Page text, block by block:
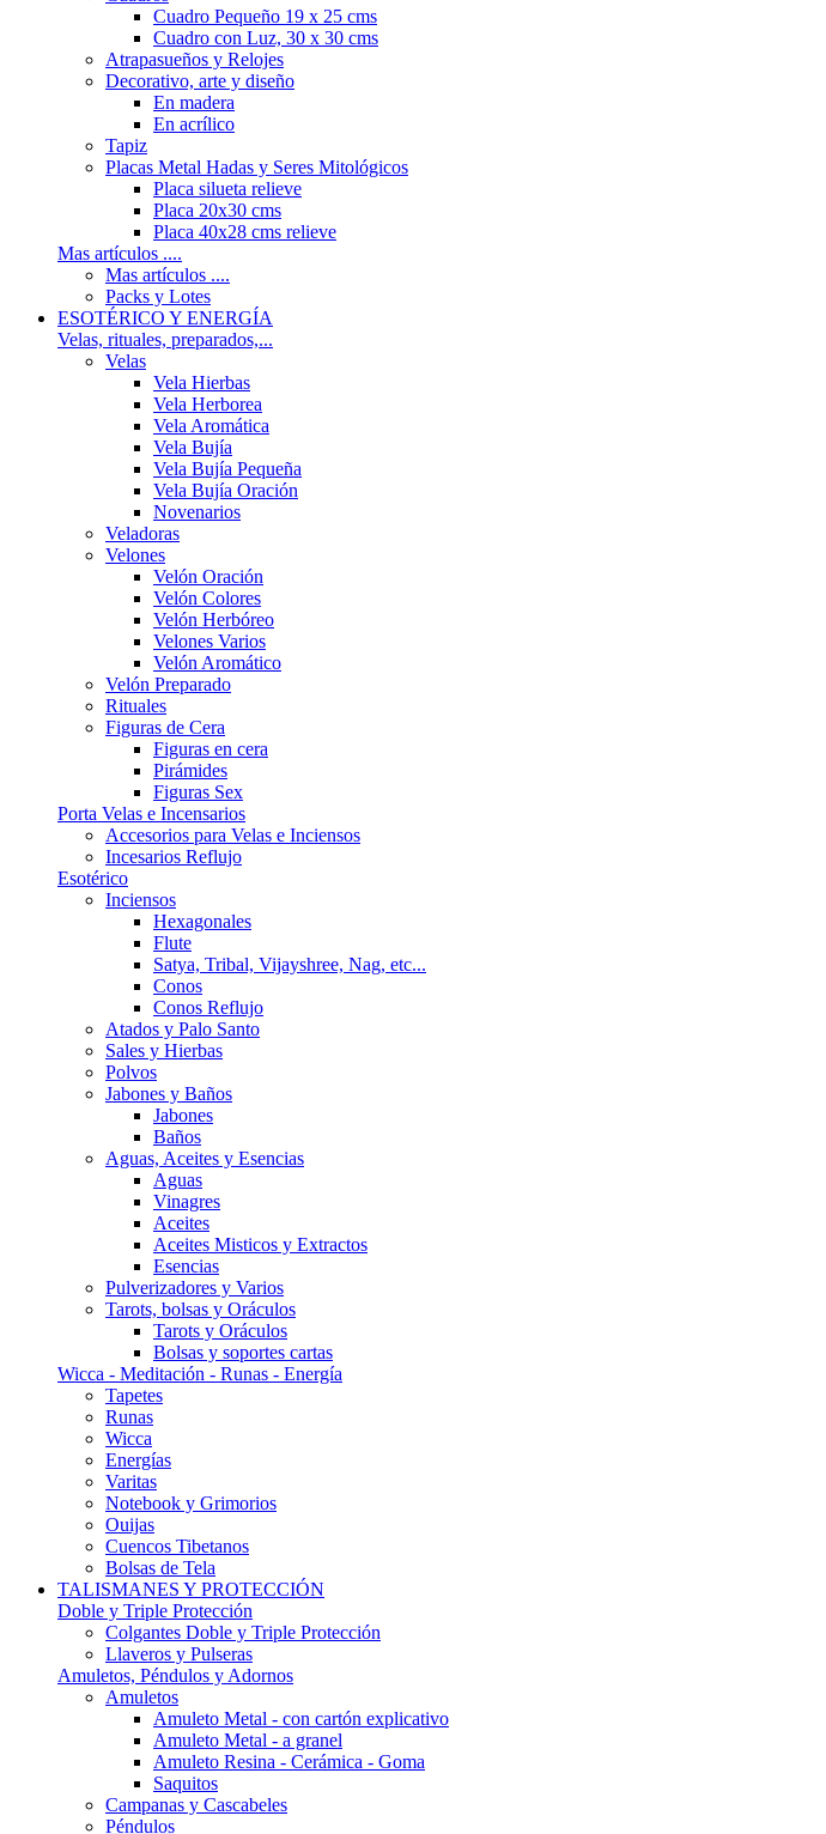
Cuadro Pequeño 19 x 25 cms
Cuadro con Luz, 30 x 30 cms
Atrapasueños y Relojes
Decorativo, arte y diseño
En madera
En acrílico
Tapiz
Placas Metal Hadas y Seres Mitológicos
Placa silueta relieve
Placa 20x30 cms
Placa 40x28 cms relieve
Mas artículos ....
Mas artículos ....
Packs y Lotes
ESOTÉRICO Y ENERGÍA
Velas, rituales, preparados,...
Velas
Vela Hierbas
Vela Herborea
Vela Aromática
Vela Bujía
Vela Bujía Pequeña
Vela Bujía Oración
Novenarios
Veladoras
Velones
Velón Oración
Velón Colores
Velón Herbóreo
Velones Varios
Velón Aromático
Velón Preparado
Rituales
Figuras de Cera
Figuras en cera
Pirámides
Figuras Sex
Porta Velas e Incensarios
Accesorios para Velas e Inciensos
Incesarios Reflujo
Esotérico
Inciensos
Hexagonales
Flute
Satya, Tribal, Vijayshree, Nag, etc...
Conos
Conos Reflujo
Atados y Palo Santo
Sales y Hierbas
Polvos
Jabones y Baños
Jabones
Baños
Aguas, Aceites y Esencias
Aguas
Vinagres
Aceites
Aceites Misticos y Extractos
Esencias
Pulverizadores y Varios
Tarots, bolsas y Oráculos
Tarots y Oráculos
Bolsas y soportes cartas
Wicca - Meditación - Runas - Energía
Tapetes
Runas
Wicca
Energías
Varitas
Notebook y Grimorios
Ouijas
Cuencos Tibetanos
Bolsas de Tela
TALISMANES Y PROTECCIÓN
Doble y Triple Protección
Colgantes Doble y Triple Protección
Llaveros y Pulseras
Amuletos, Péndulos y Adornos
Amuletos
Amuleto Metal - con cartón explicativo
Amuleto Metal - a granel
Amuleto Resina - Cerámica - Goma
Saquitos
Campanas y Cascabeles
Péndulos